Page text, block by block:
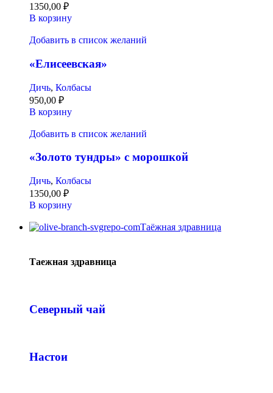
1350,00 ₽
В корзину
Добавить в список желаний
«Елисеевская»
Дичь, Колбасы
950,00 ₽
В корзину
Добавить в список желаний
«Золото тундры» с морошкой
Дичь, Колбасы
1350,00 ₽
В корзину
Таёжная здравница
Таежная здравница
Северный чай
Настои